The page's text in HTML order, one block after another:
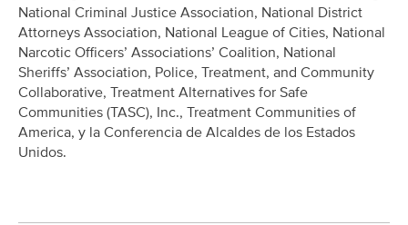
National Criminal Justice Association, National District
Attorneys Association, National League of Cities, National
Narcotic Officers’ Associations’ Coalition, National
Sheriffs’ Association, Police, Treatment, and Community
Collaborative, Treatment Alternatives for Safe
Communities (TASC), Inc., Treatment Communities of
America, y la Conferencia de Alcaldes de los Estados
Unidos.